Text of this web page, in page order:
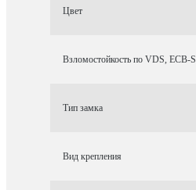
Цвет
Взломостойкость по VDS, ECB-S
Тип замка
Вид крепления